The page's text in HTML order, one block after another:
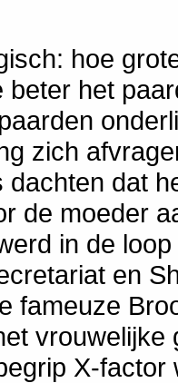
hoe
het
zich
dachten dat
de moeder
in de
en
fameuze
X-factor